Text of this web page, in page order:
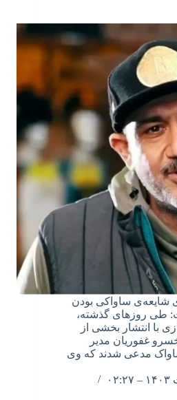
شایعه‌ی ساواکی بودن
طی روزهای گذشته،
با انتشار بخشی از
غفوریان مدیر
مدعی شدند که وی